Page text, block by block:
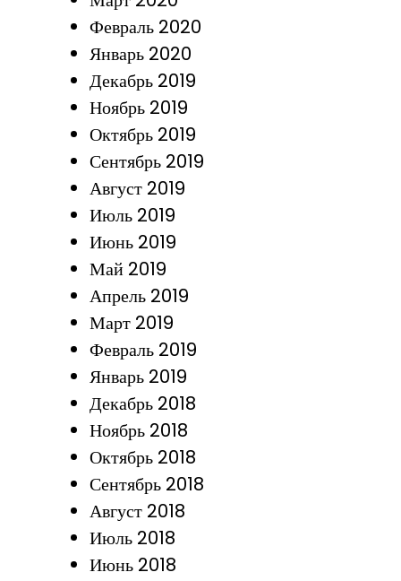
Февраль 2020
Январь 2020
Декабрь 2019
Ноябрь 2019
Октябрь 2019
Сентябрь 2019
Август 2019
Июль 2019
Июнь 2019
Май 2019
Апрель 2019
Март 2019
Февраль 2019
Январь 2019
Декабрь 2018
Ноябрь 2018
Октябрь 2018
Сентябрь 2018
Август 2018
Июль 2018
Июнь 2018